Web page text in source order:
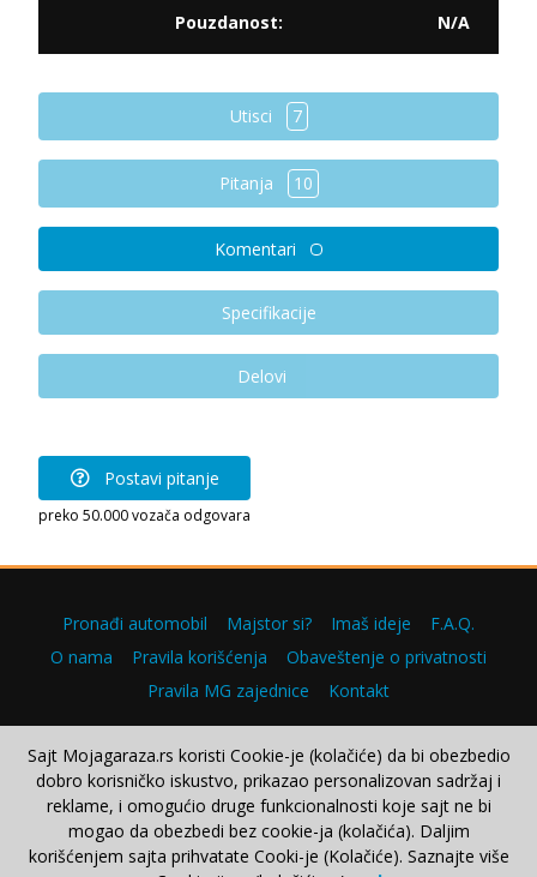
Pouzdanost:
N/A
Utisci 7
Pitanja 10
Komentari
Specifikacije
Delovi
Postavi pitanje
preko 50.000 vozača odgovara
Pronađi automobil Majstor si? Imaš ideje
F.A.Q.
O nama
Pravila korišćenja
Obaveštenje o privatnosti
Pravila MG zajednice
Kontakt
Copyright © 2000–2026.
Sajt Mojagaraza.rs koristi Cookie-je (kolačiće) da bi obezbedio
dobro korisničko iskustvo, prikazao personalizovan sadržaj i
reklame, i omogućio druge funkcionalnosti koje sajt ne bi
mogao da obezbedi bez cookie-ja (kolačića). Daljim
korišćenjem sajta prihvatate Cooki-je (Kolačiće). Saznajte više